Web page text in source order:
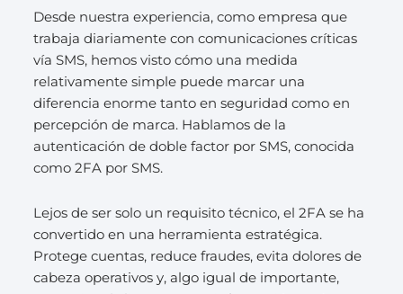
Desde nuestra experiencia, como empresa que
trabaja diariamente con comunicaciones críticas
vía SMS, hemos visto cómo una medida
relativamente simple puede marcar una
diferencia enorme tanto en seguridad como en
percepción de marca. Hablamos de la
autenticación de doble factor por SMS, conocida
como 2FA por SMS.
Lejos de ser solo un requisito técnico, el 2FA se ha
convertido en una herramienta estratégica.
Protege cuentas, reduce fraudes, evita dolores de
cabeza operativos y, algo igual de importante,